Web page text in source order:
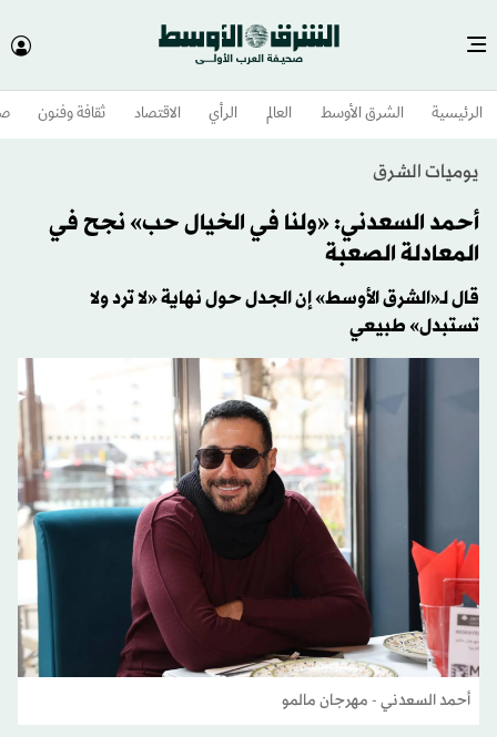
الرئيسية الشرق الأوسط​ العالم الرأي الاقتصاد ثقافة وفنون
يوميات الشرق
أحمد السعدني: «ولنا في الخيال حب» نجح في
المعادلة الصعبة
قال لـ«الشرق الأوسط» إن الجدل حول نهاية «لا ترد ولا
تستبدل» طبيعي
أحمد السعدني - مهرجان مالمو